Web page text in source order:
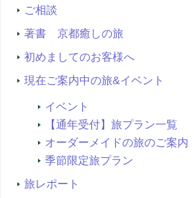
ご相談
著書 京都癒しの旅
初めましてのお客様へ
現在ご案内中の旅&イベント
イベント
【通年受付】旅プラン一覧
オーダーメイドの旅のご案内
季節限定旅プラン
旅レポート